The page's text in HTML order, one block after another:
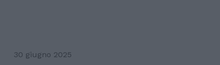
30 giugno 2025